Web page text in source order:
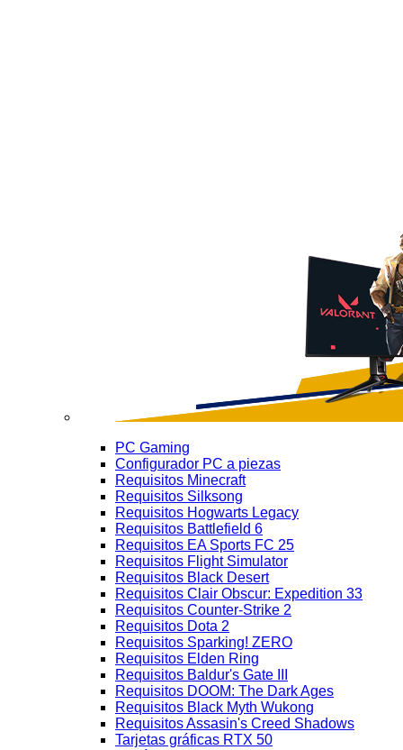
PC Gaming
Configurador PC a piezas
Requisitos Minecraft
Requisitos Silksong
Requisitos Hogwarts Legacy
Requisitos Battlefield 6
Requisitos EA Sports FC 25
Requisitos Flight Simulator
Requisitos Black Desert
Requisitos Clair Obscur: Expedition 33
Requisitos Counter-Strike 2
Requisitos Dota 2
Requisitos Sparking! ZERO
Requisitos Elden Ring
Requisitos Baldur's Gate III
Requisitos DOOM: The Dark Ages
Requisitos Black Myth Wukong
Requisitos Assasin's Creed Shadows
Tarjetas gráficas RTX 50